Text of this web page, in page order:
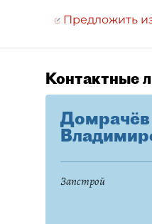
Предложить
Контактные
Домрачёв
Запстрой